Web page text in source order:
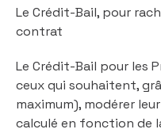
Le Crédit-Bail, pour
contrat
Le Crédit-Bail pour les
ceux qui souhaitent,
maximum), modérer
calculé en fonction de